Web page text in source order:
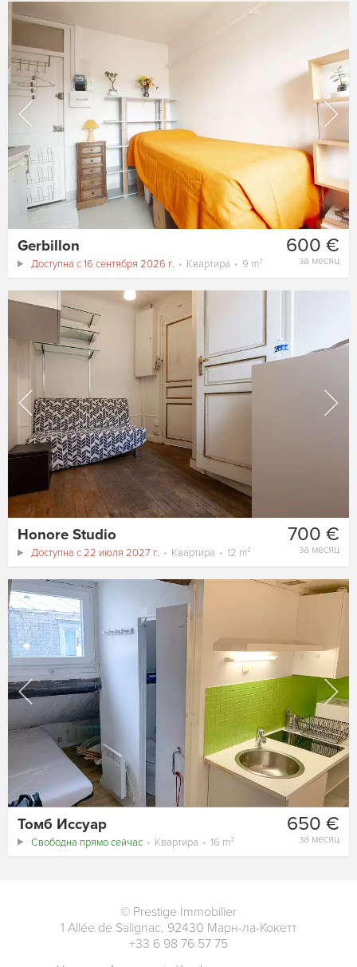
600 €
за месяц
Gerbillon
Доступна с 16 сентября 2026 г. Квартира 9 m²
700 €
за месяц
Honore Studio
Доступна с 22 июля 2027 г. Квартира 12 m²
650 €
за месяц
Томб Иссуар
Свободна прямо сейчас Квартира 16 m²
© Prestige Immobilier
1 Allée de Salignac, 92430 Марн-ла-Кокетт
+33 6 98 76 57 75